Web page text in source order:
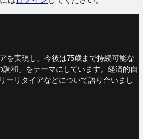
を実現し、今後は75歳まで持続可能な
調和」をテーマにしています。経済的自
ーリタイアなどについて語り合いまし